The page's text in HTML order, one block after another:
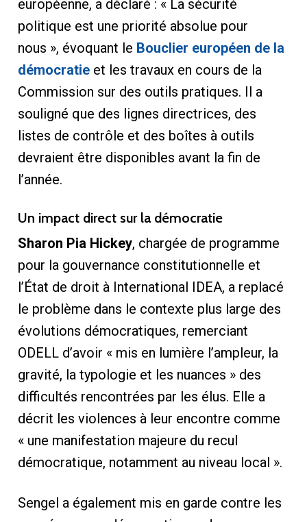
européenne, a déclaré : « La sécurité
politique est une priorité absolue pour
nous », évoquant le Bouclier européen de la
démocratieet les travaux en cours de la
Commission sur des outils pratiques. Il a
souligné que des lignes directrices, des
listes de contrôle et des boîtes à outils
devraient être disponibles avant la fin de
l’année.
Un impact direct sur la démocratie
Sharon Pia Hickey, chargée de programme
pour la gouvernance constitutionnelle et
l’État de droit à International IDEA, a replacé
le problème dans le contexte plus large des
évolutions démocratiques, remerciant
ODELL d’avoir « mis en lumière l’ampleur, la
gravité, la typologie et les nuances » des
difficultés rencontrées par les élus. Elle a
décrit les violences à leur encontre comme
« une manifestation majeure du recul
démocratique, notamment au niveau local ».
Sengel a également mis en garde contre les